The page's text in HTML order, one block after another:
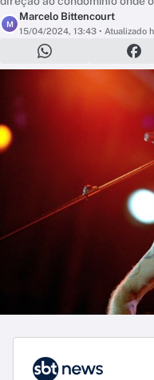
M
Marcelo Bittencourt
15/04/2024, 13:43 • Atualizado